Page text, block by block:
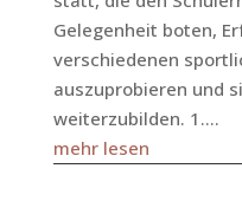
Gelegenheit boten,
verschiedenen
auszuprobieren und
weiterzubilden. 1....
mehr lesen